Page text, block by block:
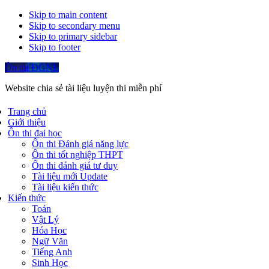
Skip to main content
Skip to secondary menu
Skip to primary sidebar
Skip to footer
Ôn thi ĐGNL
Website chia sẻ tài liệu luyện thi miễn phí
Trang chủ
Giới thiệu
Ôn thi đại học
Ôn thi Đánh giá năng lực
Ôn thi tốt nghiệp THPT
Ôn thi đánh giá tư duy
Tài liệu mới Update
Tài liệu kiến thức
Kiến thức
Toán
Vật Lý
Hóa Học
Ngữ Văn
Tiếng Anh
Sinh Học